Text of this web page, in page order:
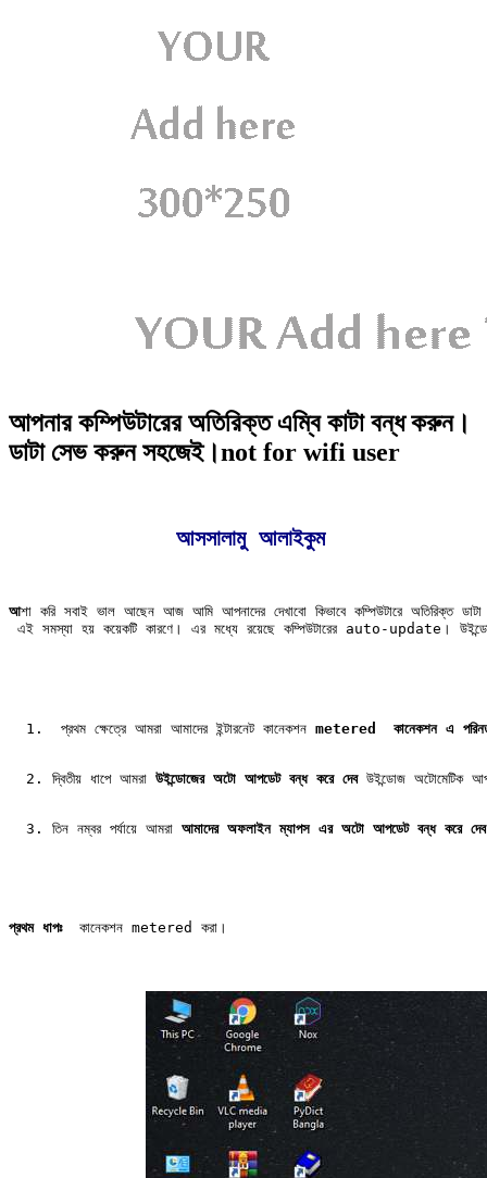
আপনার কম্পিউটারের অতিরিক্ত এম্বি কাটা বন্ধ করুন।
ডাটা সেভ করুন সহজেই।not for wifi user
আসসালামু আলাইকুম
আশা করি সবাই ভাল আছেন আজ আমি আপনাদের দেখাবো কিভাবে কম্পিউটারে অতিরিক্ত
এই সমস্যা হয় কয়েকটি কারণে। এর মধ্যে রয়েছে কম্পিউটারের auto-update।
প্রথম ক্ষেত্রে আমরা আমাদের ইন্টারনেট কানেকশন metered  কানেকশন এ
দ্বিতীয় ধাপে আমরা উইন্ডোজের অটো আপডেট বন্ধ করে দেব উইন্ডোজ অটোমেটিক
তিন নম্বর পর্যায়ে আমরা আমাদের অফলাইন ম্যাপস এর অটো আপডেট বন্ধ করে দেব
প্রথম ধাপঃ কানেকশন metered করা।